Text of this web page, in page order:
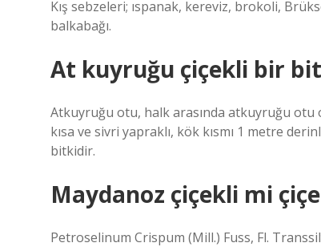
Kış sebzeleri; ıspanak, kereviz, brokoli,
balkabağı.
At kuyruğu çiçekli bir
Atkuyruğu otu, halk arasında atkuyruğu otu
kısa ve sivri yapraklı, kök kısmı 1 metre
bitkidir.
Maydanoz çiçekli mi
Petroselinum Crispum (Mill.) Fuss, Fl.